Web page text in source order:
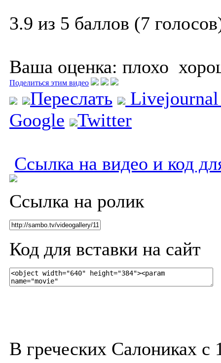
3.9 из 5 баллов (7
Ваша оценка: плохо
Поделиться этим видео
Переслать
Google
Twitter
Ссылка на видео и код
Ссылка на ролик
Код для вставки на сайт
В греческих Салониках с